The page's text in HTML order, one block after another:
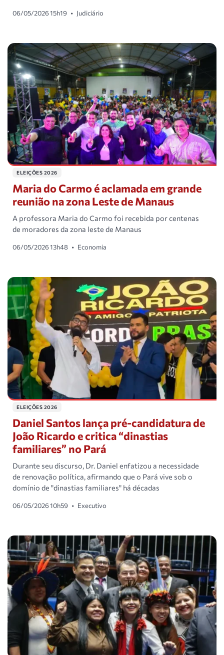
06/05/2026 15h19 • Judiciário
ELEIÇÕES 2026
Maria do Carmo é aclamada em grande
reunião na zona Leste de Manaus
A professora Maria do Carmo foi recebida por centenas
de moradores da zona leste de Manaus
06/05/2026 13h48 • Economia
ELEIÇÕES 2026
Daniel Santos lança pré-candidatura de
João Ricardo e critica “dinastias
familiares” no Pará
Durante seu discurso, Dr. Daniel enfatizou a necessidade
de renovação política, afirmando que o Pará vive sob o
domínio de "dinastias familiares" há décadas
06/05/2026 10h59 • Executivo